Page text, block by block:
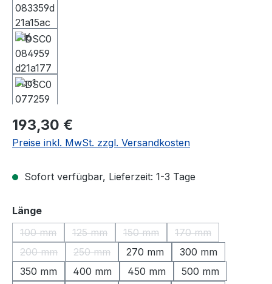
Regulärer Preis:
193,30 €
Preise inkl. MwSt. zzgl. Versandkosten
Sofort verfügbar, Lieferzeit: 1-3 Tage
Längeauswählen
100 mm
(Diese Option ist zurzeit nicht verfügbar.)
125 mm
(Diese Option ist zurzeit nicht verfügbar.)
150 mm
(Diese Option ist zurzeit nicht
170 mm
(Diese Option ist
200 mm
(Diese Option ist zurzeit nicht verfügbar.)
250 mm
(Diese Option ist zurzeit nicht verfügbar.)
270 mm
300 mm
350 mm
400 mm 450 mm
500 mm